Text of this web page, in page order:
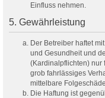
Einfluss nehmen.
5. Gewährleistung
Der Betreiber haftet
und Gesundheit und
(Kardinalpflichten) nur
grob fahrlässiges
mittelbare
Die Haftung ist